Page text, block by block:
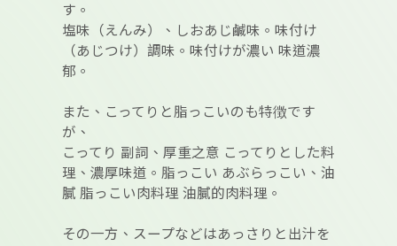
す。
塩味（えんみ）、しおあじ鹹味。味付け
（あじつけ）調味。味付けが濃い 味道濃
郁。
また、こってりと脂っこいのも特徴です
が、
こってり 副詞、厚重之意 こってりとした料
理、濃厚味道。脂っこい あぶらっこい、油
膩 脂っこい肉料理 油膩的肉料理。
その一方、スープなどはあっさりと出汁を